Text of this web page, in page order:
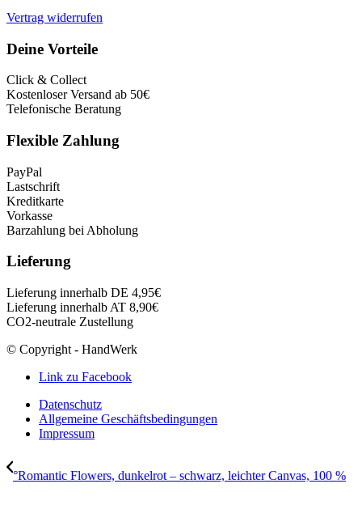
Vertrag widerrufen
Deine Vorteile
Click & Collect
Kostenloser Versand ab 50€
Telefonische Beratung
Flexible Zahlung
PayPal
Lastschrift
Kreditkarte
Vorkasse
Barzahlung bei Abholung
Lieferung
Lieferung innerhalb DE 4,95€
Lieferung innerhalb AT 8,90€
CO2-neutrale Zustellung
© Copyright - HandWerk
Link zu Facebook
Datenschutz
Allgemeine Geschäftsbedingungen
Impressum
°Romantic Flowers, dunkelrot – schwarz, leichter Canvas, 100 %